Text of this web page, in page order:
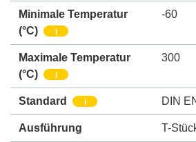
Minimale Temperatur
(°C)
i
-60
Maximale Temperatur
(°C)
i
300
Standard i DIN
Ausführung T-